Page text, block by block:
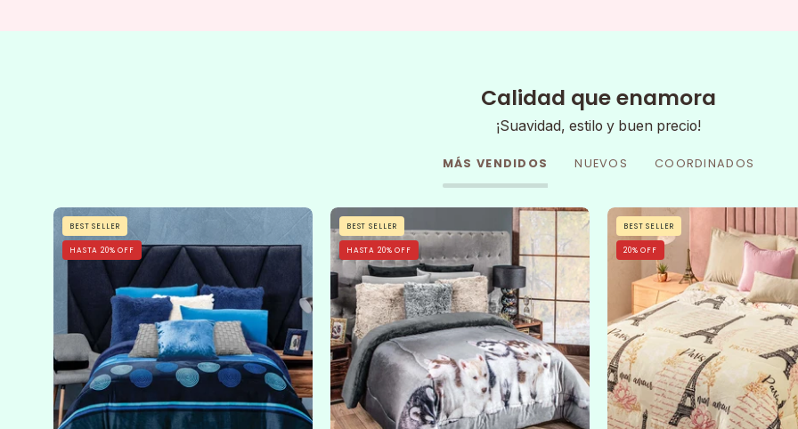
Calidad que enamora
¡Suavidad, estilo y buen precio!
MÁS VENDIDOS NUEVOS COORDINADOS
Cobertor
Flannel
Con
Borrega
Sfera
BEST SELLER
HASTA 20% OFF
Cobertor
Huskys
BEST SELLER
HASTA 20% OFF
neatly
made
bed
features
the
Cobertor
Flannel
Extra
Suave
BEST SELLER
20% OFF